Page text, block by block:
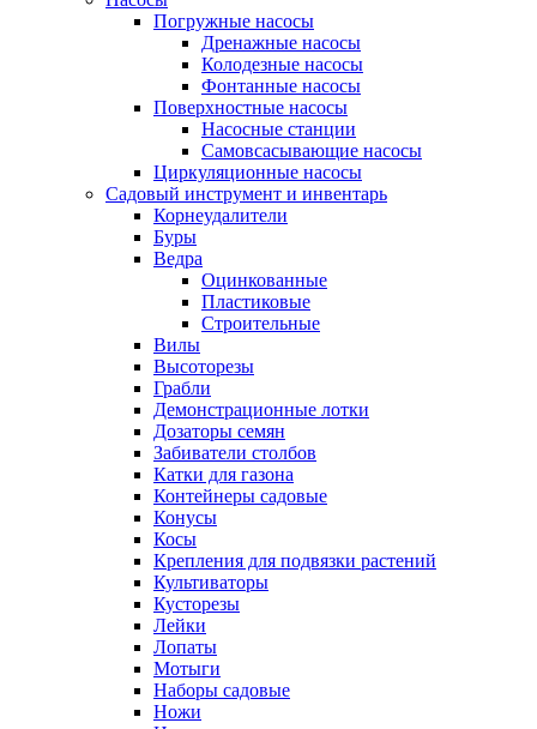
Погружные насосы
Дренажные насосы
Колодезные насосы
Фонтанные насосы
Поверхностные насосы
Насосные станции
Самовсасывающие насосы
Циркуляционные насосы
Садовый инструмент и инвентарь
Корнеудалители
Буры
Ведра
Оцинкованные
Пластиковые
Строительные
Вилы
Высоторезы
Грабли
Демонстрационные лотки
Дозаторы семян
Забиватели столбов
Катки для газона
Контейнеры садовые
Конусы
Косы
Крепления для подвязки растений
Культиваторы
Кусторезы
Лейки
Лопаты
Мотыги
Наборы садовые
Ножи